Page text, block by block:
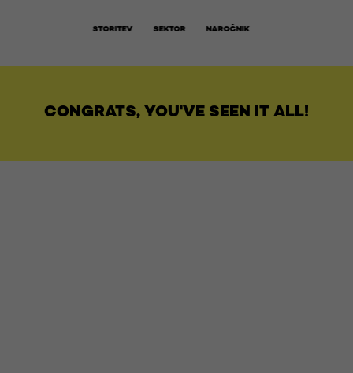
STORITEV SEKTOR NAROČNIK
CONGRATS, YOU'VE SEEN IT ALL!